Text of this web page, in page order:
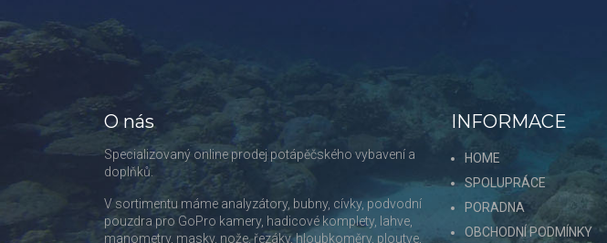
O nás
Specializovaný online prodej potápěčského vybavení a
doplňků.
V sortimentu máme analyzátory, bubny, cívky, podvodní
pouzdra pro GoPro kamery, hadicové komplety, lahve,
manometry, masky, nože, řezáky, hloubkoměry, ploutve,
INFORMACE
HOME
SPOLUPRÁCE
PORADNA
OBCHODNÍ PODMÍNKY